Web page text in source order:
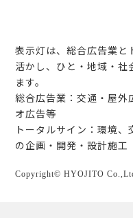
表示灯は、総合広告業と
活かし、ひと・地域・社
ます。
総合広告業：交通・屋外
オ広告等
トータルサイン：環境
の企画・開発・設計施工
Copyright© HYOJITO